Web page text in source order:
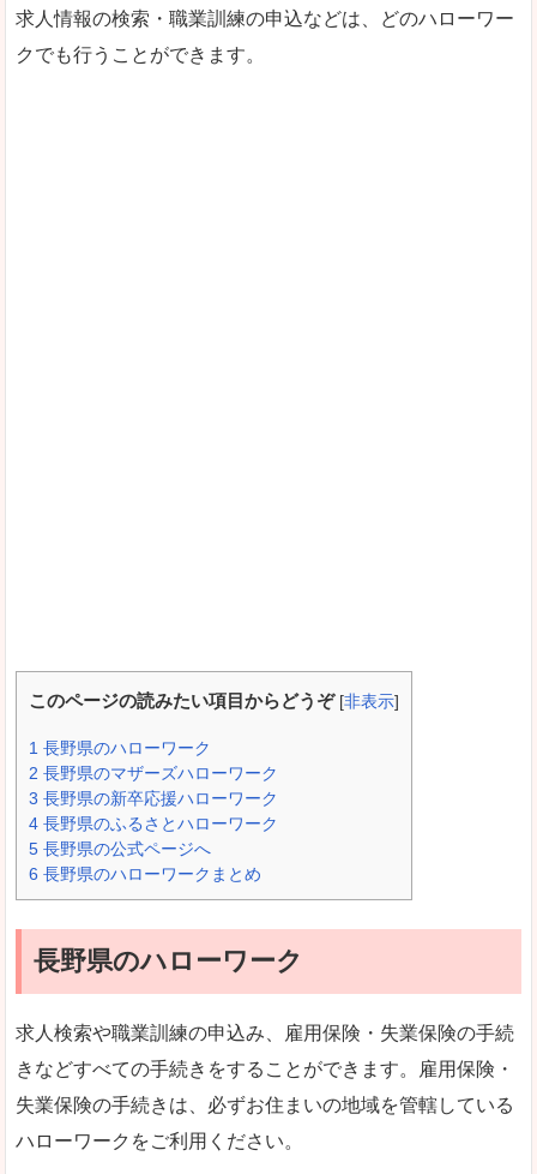
求人情報の検索・職業訓練の申込などは、どのハローワー
クでも行うことができます。
このページの読みたい項目からどうぞ [非表示]
1 長野県のハローワーク
2 長野県のマザーズハローワーク
3 長野県の新卒応援ハローワーク
4 長野県のふるさとハローワーク
5 長野県の公式ページへ
6 長野県のハローワークまとめ
長野県のハローワーク
求人検索や職業訓練の申込み、雇用保険・失業保険の手続
きなどすべての手続きをすることができます。雇用保険・
失業保険の手続きは、必ずお住まいの地域を管轄している
ハローワークをご利用ください。